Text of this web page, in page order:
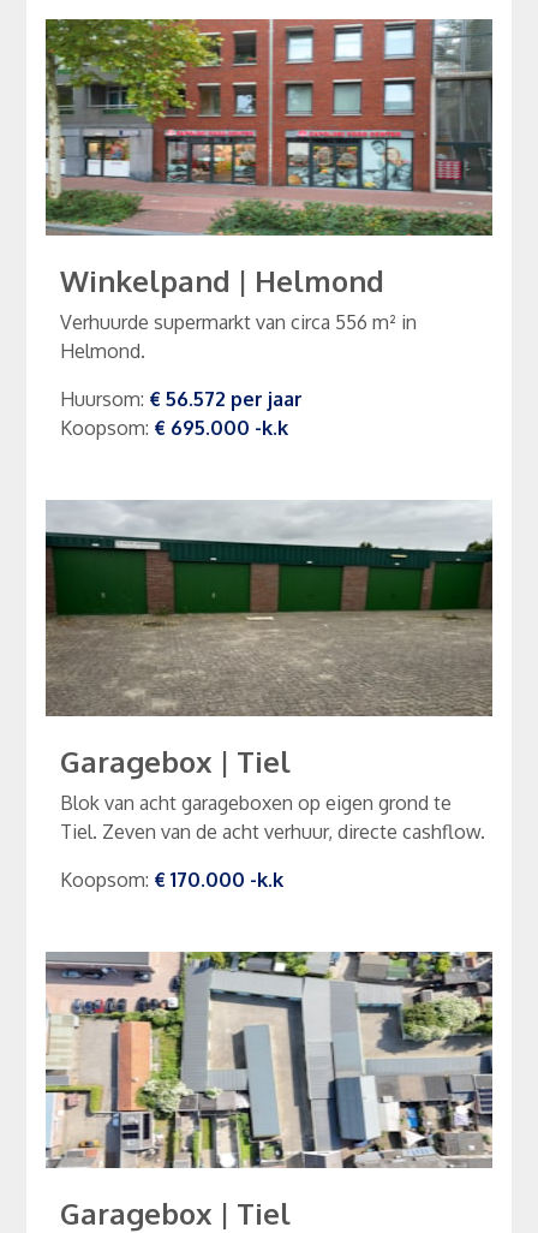
Winkelpand | Helmond
Verhuurde supermarkt van circa 556 m² in
Helmond.
Huursom: € 56.572 per jaar
Koopsom: € 695.000 -k.k
Garagebox | Tiel
Blok van acht garageboxen op eigen grond te
Tiel. Zeven van de acht verhuur, directe cashflow.
Koopsom: € 170.000 -k.k
Garagebox | Tiel